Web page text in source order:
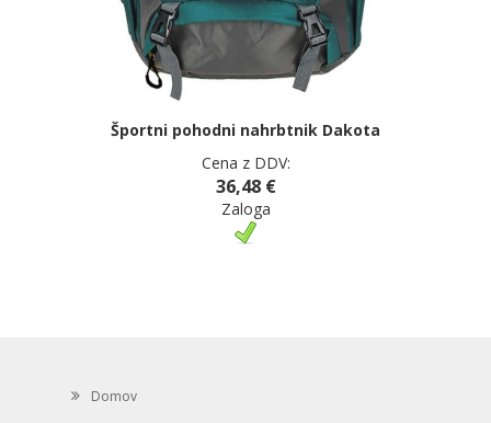
Športni pohodni nahrbtnik Dakota
Cena z DDV:
36,48 €
Zaloga
Domov